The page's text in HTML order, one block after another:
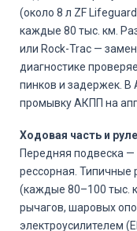
(около 8 л ZF
каждые 80 тыс. км.
или Rock-Trac —
диагностике
пинков и задержек.
промывку АКПП на
Ходовая часть и
Передняя подвеска
рессорная. Типичные
(каждые 80–100 тыс.
рычагов, шаровых
электроусилителем